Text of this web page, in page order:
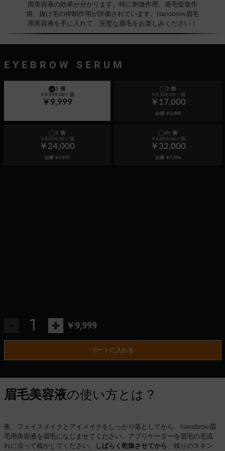
用美容液の効果が分かります。特に刺激作用、発毛促進作
用、抜け毛の抑制作用が評価されています。Nanobrow眉毛
用美容液を手に入れて、完璧な眉毛をお楽しみください！
EYEBROW SERUM
1 個
￥9,999.00 / 個
￥9,999
2 個
￥8,500.00 / 個
￥17,000
お得 ￥2,998
3 個
￥8,000.00 / 個
￥24,000
お得 ￥5,997
4+ 個
￥8,000.00 / 個
￥32,000
お得 ￥7,996
+ ￥9,999
カートに入れる
眉毛美容液の使い方とは？
夜、フェイスメイクとアイメイクをしっかり落としてから、Nanobrow眉
毛用美容液を眉毛になじませてください。アプリケーターを眉毛の毛流
れに沿って梳かしてください。
しばらく乾燥させてから 、残りのスキン